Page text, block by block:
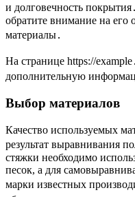
и долговечность
обратите внимание на
материалы․
На странице https://
дополнительную
Выбор материалов
Качество используемых
результат выравнивания
стяжки необходимо
песок, а для
марки известных